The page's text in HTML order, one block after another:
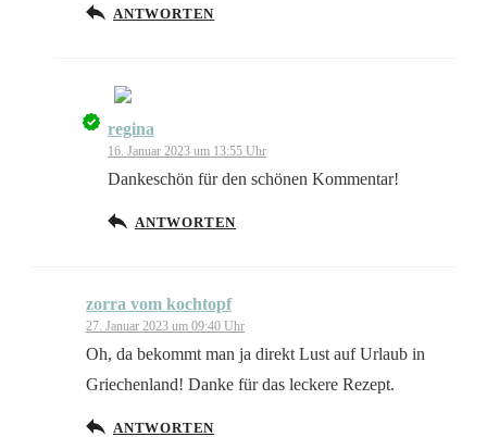
ANTWORTEN
Das „Echte-Person“-Abzeichen!
regina
16. Januar 2023 um 13:55 Uhr
Dankeschön für den schönen Kommentar!
ANTWORTEN
zorra vom kochtopf
27. Januar 2023 um 09:40 Uhr
Oh, da bekommt man ja direkt Lust auf Urlaub in
Griechenland! Danke für das leckere Rezept.
ANTWORTEN